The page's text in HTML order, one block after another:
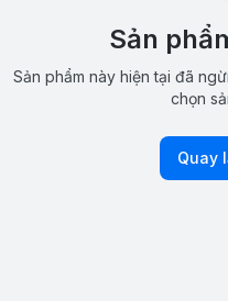
Sản
Sản phẩm này hiện tại đã
chọn
Quay